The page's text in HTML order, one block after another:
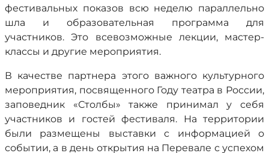
фестивальных показов всю неделю параллельно
шла и образовательная программа для
участников. Это всевозможные лекции, мастер-
классы и другие мероприятия.
В качестве партнера этого важного культурного
мероприятия, посвященного Году театра в России,
заповедник «Столбы» также принимал у себя
участников и гостей фестиваля. На территории
были размещены выставки с информацией о
событии, а в день открытия на Перевале с успехом